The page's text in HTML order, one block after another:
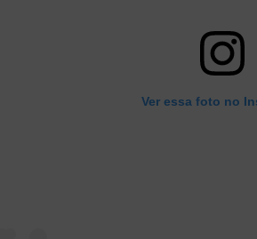
Ver essa foto no